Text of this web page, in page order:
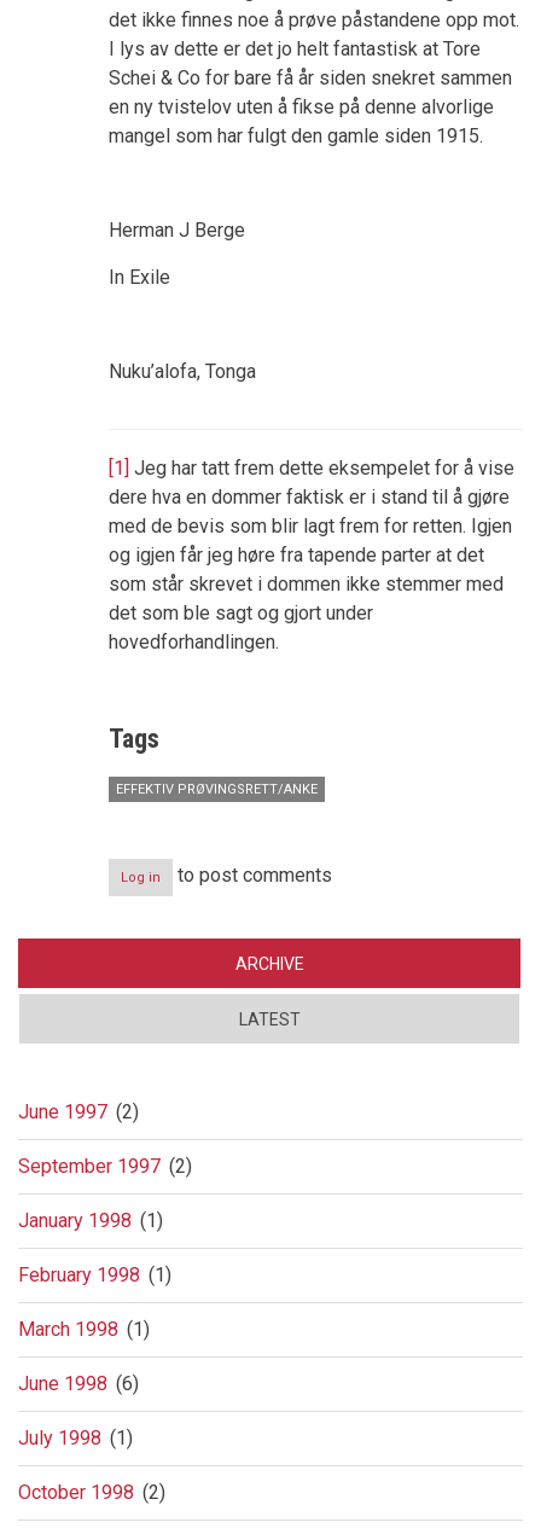
det ikke finnes noe å prøve påstandene opp mot.
I lys av dette er det jo helt fantastisk at Tore
Schei & Co for bare få år siden snekret sammen
en ny tvistelov uten å fikse på denne alvorlige
mangel som har fulgt den gamle siden 1915.
Herman J Berge
In Exile
Nuku’alofa, Tonga
[1] Jeg har tatt frem dette eksempelet for å vise
dere hva en dommer faktisk er i stand til å gjøre
med de bevis som blir lagt frem for retten. Igjen
og igjen får jeg høre fra tapende parter at det
som står skrevet i dommen ikke stemmer med
det som ble sagt og gjort under
hovedforhandlingen.
Tags
EFFEKTIV PRØVINGSRETT/ANKE
Log in to post comments
ARCHIVE
LATEST
June 1997 (2)
September 1997 (2)
January 1998 (1)
February 1998 (1)
March 1998 (1)
June 1998 (6)
July 1998 (1)
October 1998 (2)